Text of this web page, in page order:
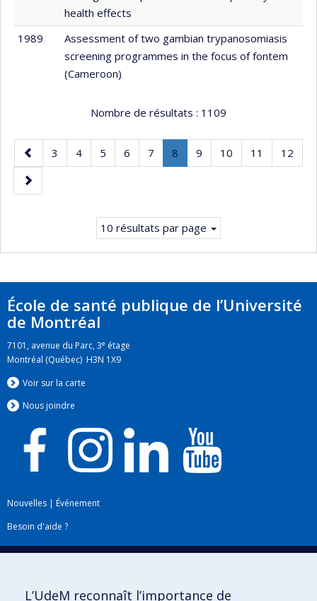
health effects
1989
Assessment of two gambian trypanosomiasis
screening programmes in the focus of fontem
(Cameroon)
Nombre de résultats : 1109
Page
précédente
Page
3 Page
4 Page
5 Page
6 Page
7 Page
8
Page
Page
9 Page
10 Page
11 Page
12
Page
suivante
10 résultats par page
École de santé publique de l’Université
de Montréal
7101, avenue du Parc, 3e étage
Montréal (Québec) H3N 1X9
Voir sur la carte
Nous joindre
Nouvelles | Événement
Besoin d'aide ?
Plan du site|Accessibilité
L’UdeM reconnaît l’importance de